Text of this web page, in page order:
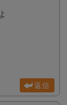
返信